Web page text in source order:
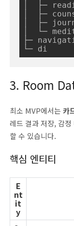
│  ├─
│  ├─
│  ├─
│  └─
├─
└─ di
3. Room
최소 MVP에서는 카
레드 결과 저장, 감
할 수 있습니다.
핵심 엔티티
E
nt
it
y